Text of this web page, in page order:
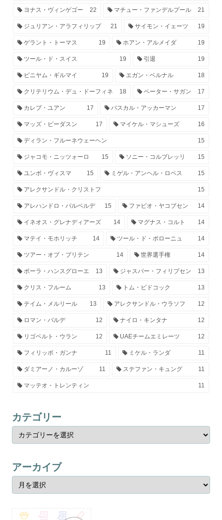
ヨナス・ヴィンゲゴー 22 マチュー・ファンデルプール 21
ジュリアン・アラフィリップ 21 サイモン・イェーツ 19
ゲラント・トーマス 19 ホアン・アルメイダ 19
ツール・ド・スイス 19 引退 19
ビニヤム・ギルマイ 19 エガン・ベルナル 18
クリテリウム・デュ・ドーフィネ 18 ペーター・サガン 17
カレブ・ユアン 17 パスカル・アッカーマン 17
マッズ・ピーダスン 17 マイケル・マシューズ 16
ディラン・フルーネウェーヘン 15
ジャコモ・ニッツォーロ 15 ソニー・コルブレッリ 15
ユンボ・ヴィスマ 15 ミゲル・アンヘル・ロペス 15
アレクサンドル・クリストフ 15
アレハンドロ・バルベルデ 15 ファビオ・ヤコブセン 14
イネオス・グレナディアーズ 14 マグナス・コルト 14
マテイ・モホリッチ 14 ツール・ド・ポローニュ 14
ツアー・オブ・ブリテン 14 世界選手権 14
ボーラ・ハンスグローエ 13 ジャスパー・フィリプセン 13
クリス・フルーム 13 トム・ピドコック 13
テイム・メルリール 13 アレクサンドル・ウラソフ 12
ロマン・バルデ 12 ナイロ・キンタナ 12
リゴベルト・ウラン 12 UAEチームエミレーツ 12
フィリッポ・ガンナ 11 ミケル・ランダ 11
ダミアーノ・カルーゾ 11 ステファン・キュング 11
マッテオ・トレンティン 11
カテゴリー
アーカイブ